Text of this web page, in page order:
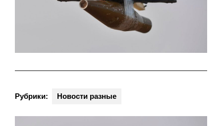
Рубрики: Новости разные